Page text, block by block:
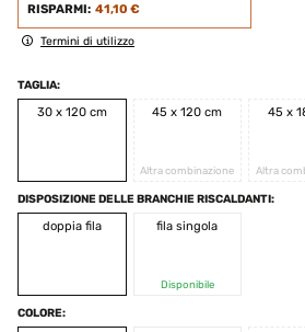
RISPARMI: 41,10 €
Termini di utilizzo
TAGLIA:
30 x 120 cm
45 x 120 cm
Altra combinazione
45 x
Altra
DISPOSIZIONE DELLE BRANCHIE RISCALDANTI:
doppia fila
fila singola
Disponibile
COLORE: